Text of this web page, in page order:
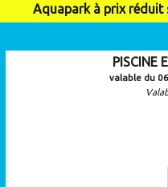
Aquapark à prix réduit
PISCINE
valable du